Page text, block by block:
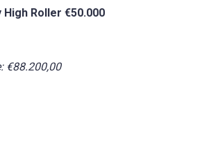
Roller €50.000
€88.200,00